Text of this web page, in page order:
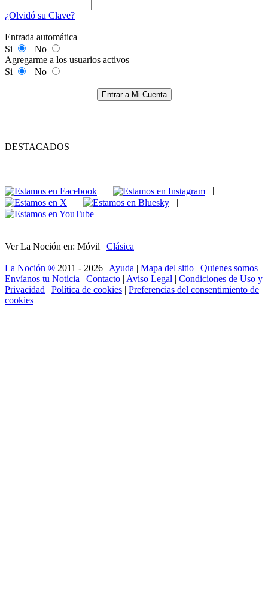
¿Olvidó su Clave?
Entrada automática
Si
No
Agregarme a los usuarios activos
Si
No
Entrar a Mi Cuenta
DESTACADOS
|
|
Ver La Noción en: Móvil | Clásica
La Noción ® 2011 - 2026 | Ayuda | Mapa del sitio | Quienes somos |
Envíanos tu Noticia | Contacto | Aviso Legal | Condiciones de Uso y
Privacidad | Política de cookies | Preferencias del consentimiento de
cookies